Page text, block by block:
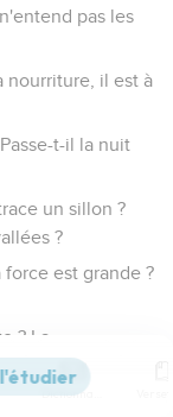
pas les
nourriture, il est à
t-il la nuit
un sillon ?
?
force est grande ?
? La
On dirait